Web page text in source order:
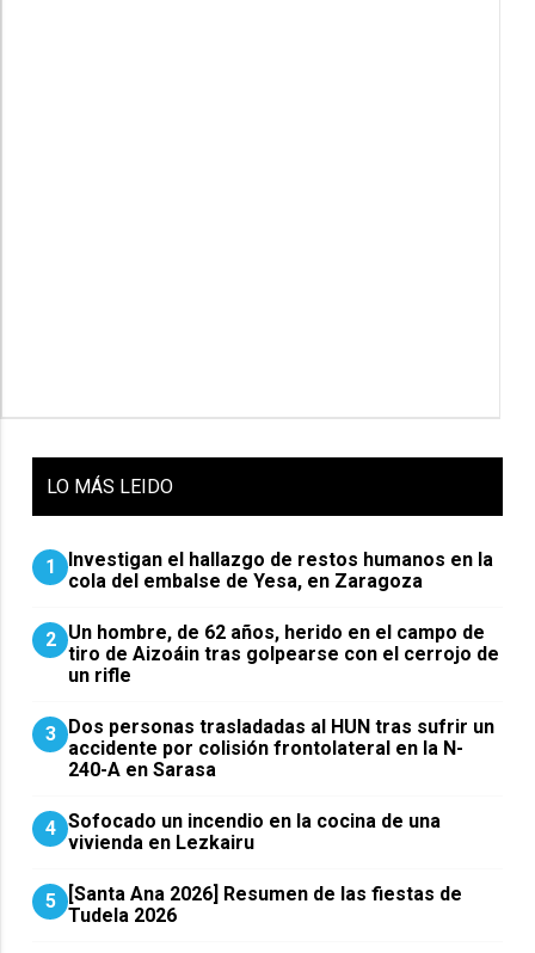
LO MÁS LEIDO
1
Investigan el hallazgo de restos humanos en la
cola del embalse de Yesa, en Zaragoza
2 Un hombre, de 62 años, herido en el campo de
tiro de Aizoáin tras golpearse con el cerrojo de
un rifle
3 ​Dos personas trasladadas al HUN tras sufrir un
accidente por colisión frontolateral en la N-
240-A en Sarasa
4 Sofocado un incendio en la cocina de una
vivienda en Lezkairu
5
[Santa Ana 2026] Resumen de las fiestas de
Tudela 2026